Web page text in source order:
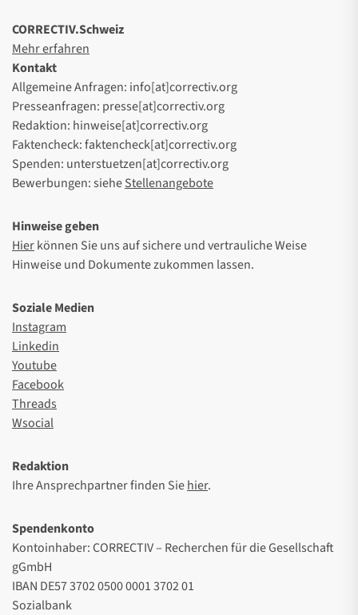
CORRECTIV.Schweiz
Mehr erfahren
Kontakt
Allgemeine Anfragen: info[at]correctiv.org
Presseanfragen: presse[at]correctiv.org
Redaktion: hinweise[at]correctiv.org
Faktencheck: faktencheck[at]correctiv.org
Spenden: unterstuetzen[at]correctiv.org
Bewerbungen: sieheStellenangebote
Hinweise geben
Hierkönnen Sie uns auf sichere und vertrauliche Weise
Hinweise und Dokumente zukommen lassen.
Soziale Medien
Instagram
Linkedin
Youtube
Facebook
Threads
Wsocial
Redaktion
Ihre Ansprechpartner finden Siehier.
Spendenkonto
Kontoinhaber: CORRECTIV – Recherchen für die Gesellschaft
gGmbH
IBAN DE57 3702 0500 0001 3702 01
Sozialbank